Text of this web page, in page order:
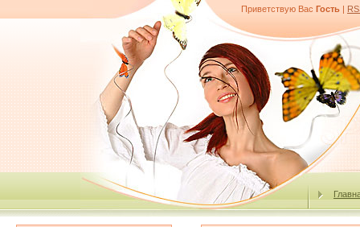
Приветствую Вас Гость |